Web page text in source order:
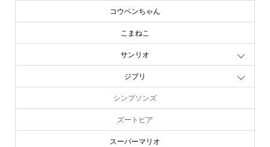
コウペンちゃん
こまねこ
サンリオ
ジブリ
シンプソンズ
ズートピア
スーパーマリオ